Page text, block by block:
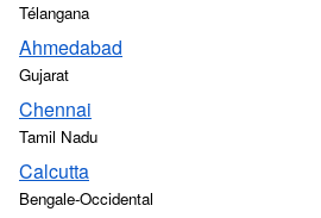
Télangana
Ahmedabad
Gujarat
Chennai
Tamil Nadu
Calcutta
Bengale-Occidental